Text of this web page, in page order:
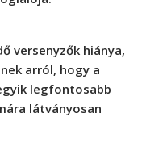
versenyzők hiánya,
arról, hogy a
legfontosabb
látványosan